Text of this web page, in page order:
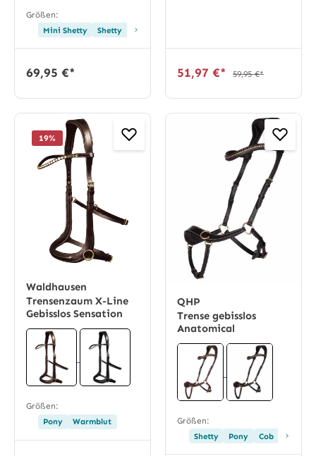
Größen:
Mini Shetty
Shetty Pony
›
69,95 €* 51,97 €* 59,95 €*
19%
Waldhausen
Trensenzaum X-Line
Gebisslos Sensation
Größen:
Pony
Warmblut
QHP
Trense gebisslos
Anatomical
Größen:
Shetty
Pony Cob ›